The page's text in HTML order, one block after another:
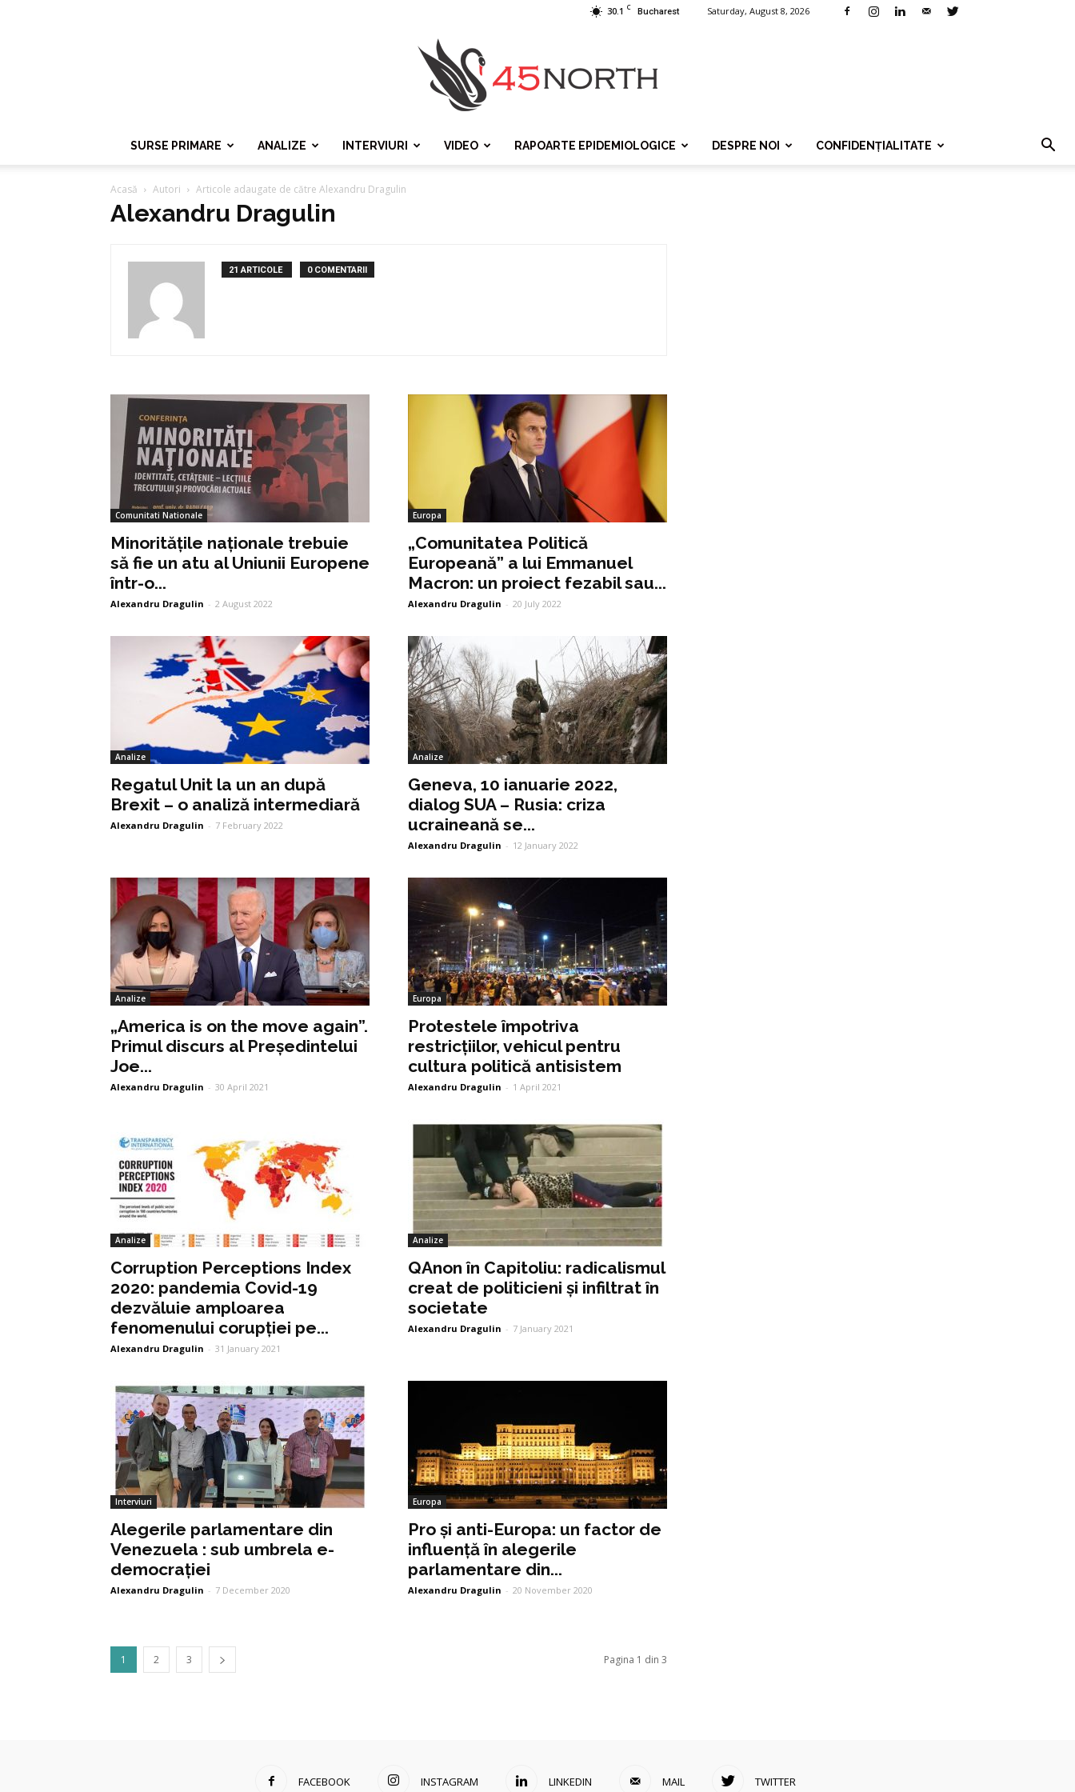
30.1 C Bucharest Saturday, August 8, 2026
SURSE PRIMARE ANALIZE INTERVIURI VIDEO RAPOARTE EPIDEMIOLOGICE DESPRE NOI CONFIDENȚIALITATE
Acasă Autori Articole adaugate de către Alexandru Dragulin
Alexandru Dragulin
21 ARTICOLE 0 COMENTARII
Comunitati Nationale
Minoritățile naționale trebuie
să fie un atu al Uniunii Europene
într-o...
Alexandru Dragulin - 2 August 2022
Europa
„Comunitatea Politică
Europeană” a lui Emmanuel
Macron: un proiect fezabil sau...
Alexandru Dragulin - 20 July 2022
Analize
Regatul Unit la un an după
Brexit – o analiză intermediară
Alexandru Dragulin - 7 February 2022
Analize
Geneva, 10 ianuarie 2022,
dialog SUA – Rusia: criza
ucraineană se...
Alexandru Dragulin - 12 January 2022
Analize
„America is on the move again”.
Primul discurs al Președintelui
Joe...
Alexandru Dragulin - 30 April 2021
Europa
Protestele împotriva
restricțiilor, vehicul pentru
cultura politică antisistem
Alexandru Dragulin - 1 April 2021
Analize
Corruption Perceptions Index
2020: pandemia Covid-19
dezvăluie amploarea
fenomenului corupției pe...
Alexandru Dragulin - 31 January 2021
Analize
QAnon în Capitoliu: radicalismul
creat de politicieni și infiltrat în
societate
Alexandru Dragulin - 7 January 2021
Interviuri
Alegerile parlamentare din
Venezuela : sub umbrela e-
democrației
Alexandru Dragulin - 7 December 2020
Europa
Pro și anti-Europa: un factor de
influență în alegerile
parlamentare din...
Alexandru Dragulin - 20 November 2020
1 2 3 Pagina 1 din 3
FACEBOOK INSTAGRAM LINKEDIN MAIL TWITTER